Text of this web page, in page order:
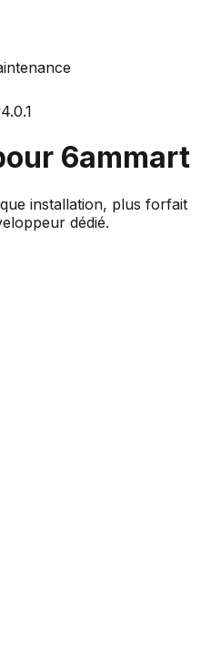
6ammart
installation, plus forfait
dédié.